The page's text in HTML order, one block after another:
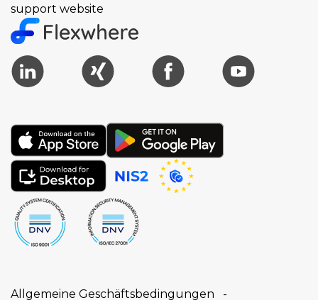
support website
Allgemeine Geschäftsbedingungen